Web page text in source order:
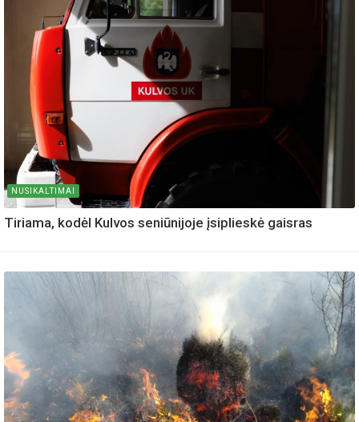
NUSIKALTIMAI
Tiriama, kodėl Kulvos seniūnijoje įsiplieskė gaisras